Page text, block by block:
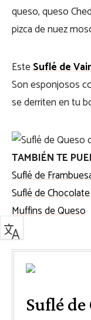
queso, queso
pizca de nuez
EsteSuflé de
Son esponjosos
se derriten en tu
TAMBIÉN TE
Suflé de
Suflé de Chocolate
Muffins de Queso
Suflé de